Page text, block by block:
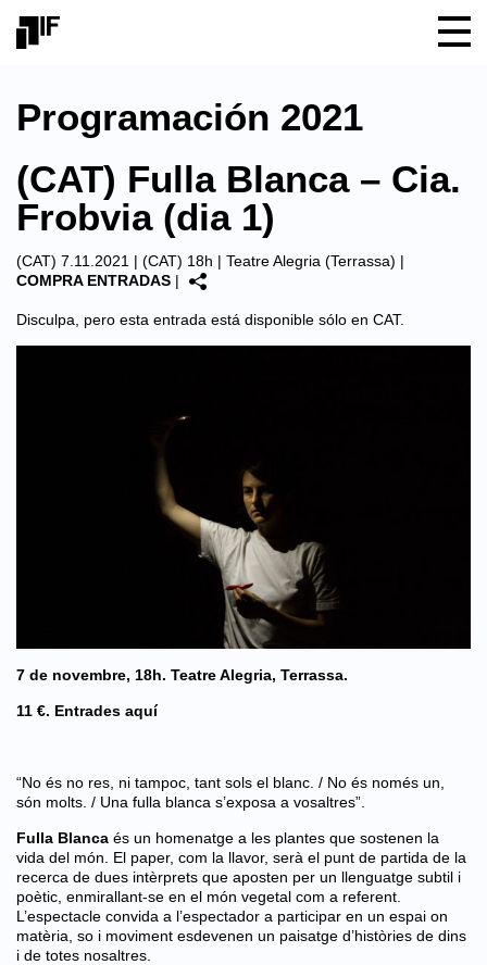
Programación 2021
(CAT) Fulla Blanca – Cia.
Frobvia (dia 1)
(CAT) 7.11.2021 | (CAT) 18h | Teatre Alegria (Terrassa) |
COMPRA ENTRADAS |
Disculpa, pero esta entrada está disponible sólo en CAT.
7 de novembre, 18h. Teatre Alegria, Terrassa.
11 €. Entrades aquí
“No és no res, ni tampoc, tant sols el blanc. / No és només un,
són molts. / Una fulla blanca s’exposa a vosaltres”.
Fulla Blanca és un homenatge a les plantes que sostenen la
vida del món. El paper, com la llavor, serà el punt de partida de la
recerca de dues intèrprets que aposten per un llenguatge subtil i
poètic, enmirallant-se en el món vegetal com a referent.
L’espectacle convida a l’espectador a participar en un espai on
matèria, so i moviment esdevenen un paisatge d’històries de dins
i de totes nosaltres.